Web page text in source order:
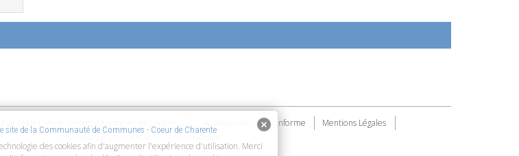
Accessibilité : non conforme
Mentions Légales
Connexion
site de la Communauté de Communes - Coeur de Charente
des cookies afin d'augmenter l'expérience d'utilisation. Merci